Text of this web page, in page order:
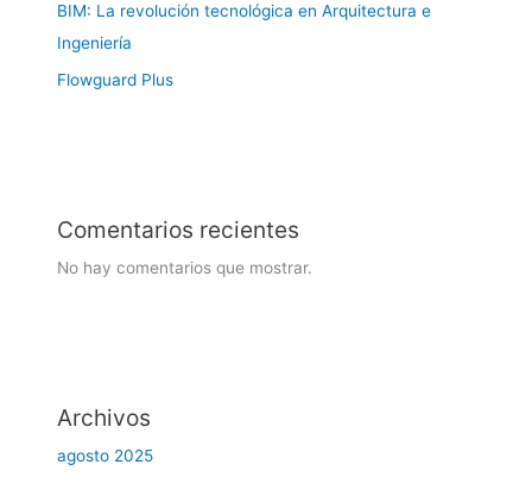
BIM: La revolución tecnológica en Arquitectura e
Ingeniería
Flowguard Plus
Comentarios recientes
No hay comentarios que mostrar.
Archivos
agosto 2025